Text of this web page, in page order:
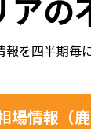
アの
を四半期毎
情報（